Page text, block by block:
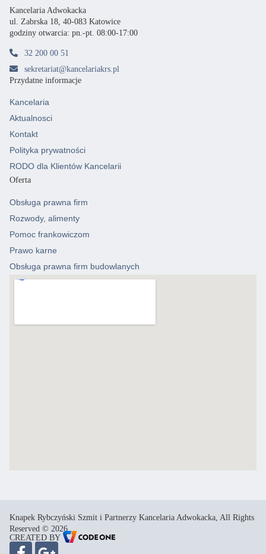
Kancelaria Adwokacka
ul. Zabrska 18, 40-083 Katowice
godziny otwarcia: pn.-pt. 08:00-17:00
32 200 00 51
sekretariat@kancelariakrs.pl
Przydatne informacje
Kancelaria
Aktualnosci
Kontakt
Polityka prywatności
RODO dla Klientów Kancelarii
Oferta
Obsługa prawna firm
Rozwody, alimenty
Pomoc frankowiczom
Prawo karne
Obsługa prawna firm budowlanych
Knapek Rybczyński Szmit i Partnerzy Kancelaria Adwokacka, All Rights
Reserved © 2026
CREATED BY